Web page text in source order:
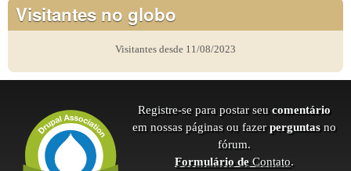
Visitantes no globo
Visitantes desde 11/08/2023
Registre-se para postar seu comentário
em nossas páginas ou fazer perguntas no
fórum.
Formulário deContato.